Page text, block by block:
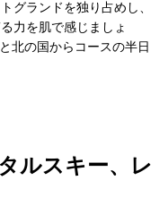
グランドを独り占めし、
力を肌で感じましょ
北の国からコースの半日
ルスキー、レ